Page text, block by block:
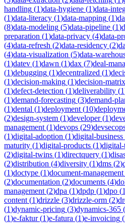
handling (1)data-hygiene (1)data-
(1)data-literacy (1)data-mapping (1)
(8)data-modeling (5)data-pipeline (1)
preparation (1)data-privacy (4)data-
(4)data-refresh (2)data-residency (2)
(4)data-visualization (5)data-
(1)datev (1)dawn (1)dax (7)deal-
(1)debugging (1)decentralized (1)
(1)decision-making (1)decision-matrix
(1)defect-detection (1)deliverability (1
(1)demand-forecasting (3)demand-
(1)dental (1)deployment (10)
(2)design-system (1)developer(1)
management (1)devops (29)
(1)digital-adoption (1)digital-business
maturity (1)digital-products (1)digital-
(2)digital-twins (1)directquery (1)
(2)distribution (4)diversity (1)dms (2)
(1)doctype (1)document-management
(2)documentation (2)documents (4)
management (2)dpa (1)dpdp (1)dpo (1
content (1)drizzle (3)drizzle-orm (2)
(1)dynamic-pricing (3)dynamics-365 (
(1)e-faktur(1)e-fatura (1)e-invoicing (